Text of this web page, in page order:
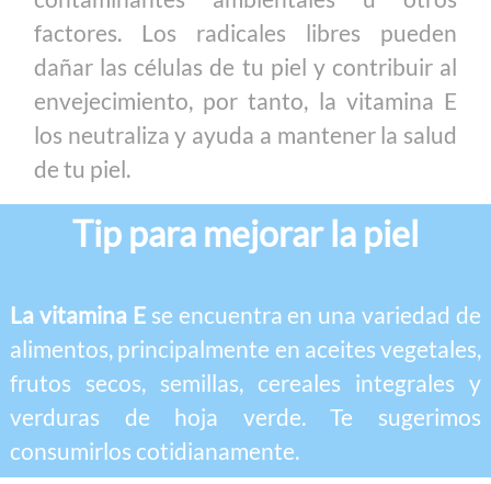
factores. Los radicales libres pueden
dañar las células de tu piel y contribuir al
envejecimiento, por tanto, la vitamina E
los neutraliza y ayuda a mantener la salud
de tu piel.
Tip para mejorar la piel
La vitamina Ese encuentra en una variedad de
alimentos, principalmente en aceites vegetales,
frutos secos, semillas, cereales integrales y
verduras de hoja verde. Te sugerimos
consumirlos cotidianamente.